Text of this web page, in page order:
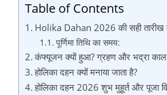
Table of Contents
Holika Dahan 2026 की सही तारीख
पूर्णिमा तिथि का समय:
कंफ्यूजन क्यों हुआ? ग्रहण और भद्रा
होलिका दहन क्यों मनाया जाता है?
होलिका दहन 2026 शुभ मुहूर्त और पूजा